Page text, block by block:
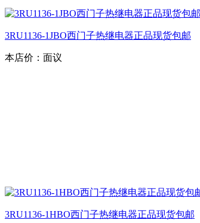
3RU1136-1JBO西门子热继电器正品现货包邮
本店价： 面议
3RU1136-1HBO西门子热继电器正品现货包邮